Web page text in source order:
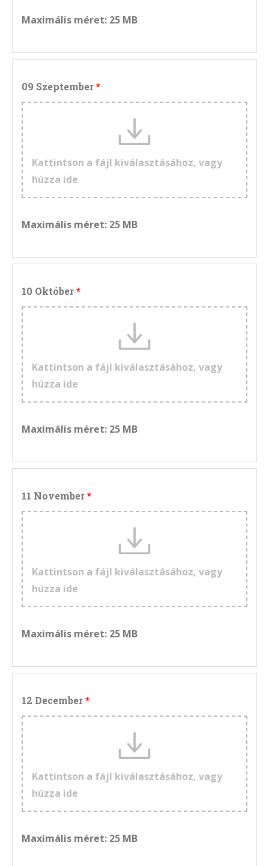
Maximális méret: 25 MB
09 Szeptember
Kattintson a fájl kiválasztásához, vagy
húzza ide
Maximális méret: 25 MB
10 Október
Kattintson a fájl kiválasztásához, vagy
húzza ide
Maximális méret: 25 MB
11 November
Kattintson a fájl kiválasztásához, vagy
húzza ide
Maximális méret: 25 MB
12 December
Kattintson a fájl kiválasztásához, vagy
húzza ide
Maximális méret: 25 MB